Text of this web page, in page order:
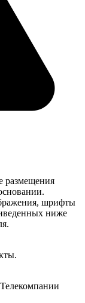
размещения
шрифты
ниже